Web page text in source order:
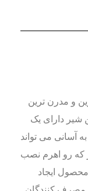
و مدرن ترین
شیر دارای یک
آسانی می تواند
که رو اهرم نصب
ایجاد